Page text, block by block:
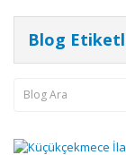
Blog